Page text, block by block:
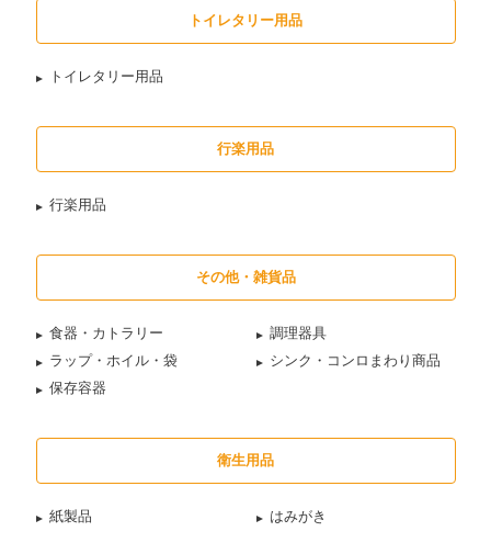
トイレタリー用品
トイレタリー用品
行楽用品
行楽用品
その他・雑貨品
食器・カトラリー
調理器具
ラップ・ホイル・袋
シンク・コンロまわり商品
保存容器
衛生用品
紙製品 はみがき